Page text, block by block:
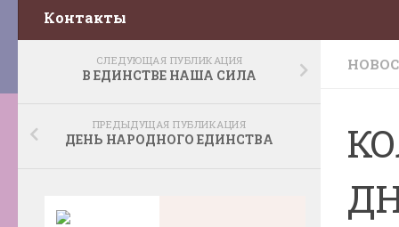
Контакты
СЛЕДУЮЩАЯ ПУБЛИКАЦИЯ
В ЕДИНСТВЕ НАША СИЛА
ПРЕДЫДУЩАЯ ПУБЛИКАЦИЯ
ДЕНЬ НАРОДНОГО ЕДИНСТВА